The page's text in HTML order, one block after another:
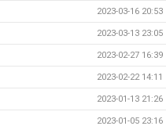
2023-03-16 20:53
2023-03-13 23:05
2023-02-27 16:39
2023-02-22 14:11
2023-01-13 21:26
2023-01-05 23:16